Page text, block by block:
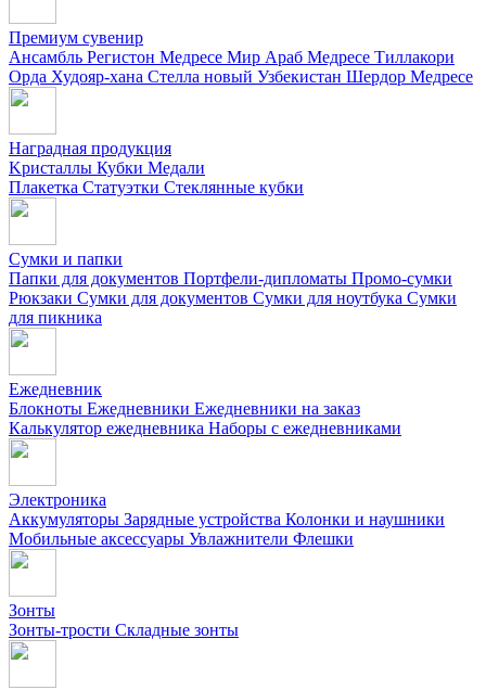
Премиум сувенир
Ансамбль Регистон Медресе Мир Араб Медресе Тиллакори
Орда Худояр-хана Стелла новый Узбекистан Шердор Медресе
Наградная продукция
Kристаллы Кубки Медали
Плакетка Статуэтки Стеклянные кубки
Сумки и папки
Папки для документов Портфели-дипломаты Промо-сумки
Рюкзаки Сумки для документов Сумки для ноутбука Сумки
для пикника
Ежедневник
Блокноты Ежедневники Ежедневники на заказ
Калькулятор ежедневника Наборы с ежедневниками
Электроника
Аккумуляторы Зарядные устройства Колонки и наушники
Мобильные аксессуары Увлажнители Флешки
Зонты
Зонты-трости Складные зонты